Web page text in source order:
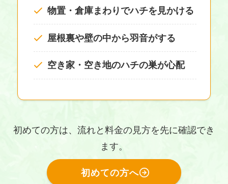
物置・倉庫まわりでハチを見かける
屋根裏や壁の中から羽音がする
空き家・空き地のハチの巣が心配
初めての方は、流れと料金の見方を先に確認でき
ます。
初めての方へ